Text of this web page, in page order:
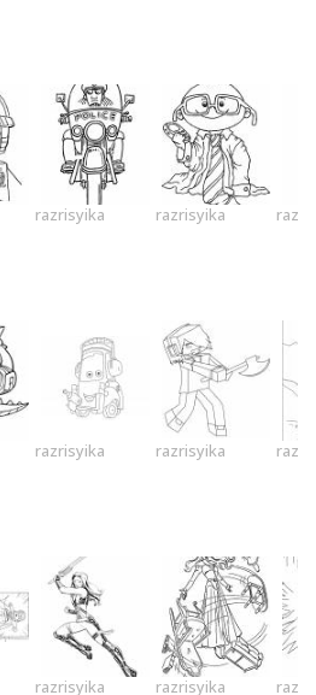
razrisyika razrisyika
razrisyika razrisyika
razrisyika razrisyika